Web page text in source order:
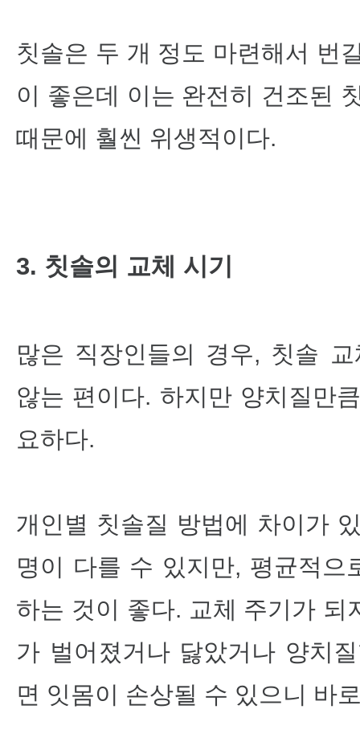
칫솔은 두 개 정도 마련해서 번
이 좋은데 이는 완전히 건조된
때문에 훨씬 위생적이다.
3. 칫솔의 교체 시기
많은 직장인들의 경우, 칫솔
않는 편이다. 하지만 양치질만
요하다.
개인별 칫솔질 방법에 차이가
명이 다를 수 있지만, 평균적으
하는 것이 좋다. 교체 주기가 되
가 벌어졌거나 닳았거나 양치
면 잇몸이 손상될 수 있으니 바